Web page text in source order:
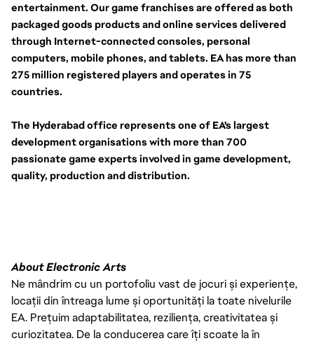
entertainment. Our game franchises are offered as both
packaged goods products and online services delivered
through Internet-connected consoles, personal
computers, mobile phones, and tablets. EA has more than
275 million registered players and operates in 75
countries.
The Hyderabad office represents one of EA's largest
development organisations with more than 700
passionate game experts involved in game development,
quality, production and distribution.
About Electronic Arts
Ne mândrim cu un portofoliu vast de jocuri și experiențe,
locații din întreaga lume și oportunități la toate nivelurile
EA. Prețuim adaptabilitatea, reziliența, creativitatea și
curiozitatea. De la conducerea care îți scoate la în